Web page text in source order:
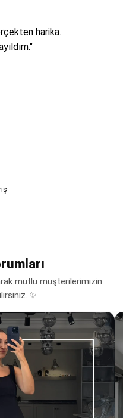
harika.
mutlu müşterilerimizin
✨